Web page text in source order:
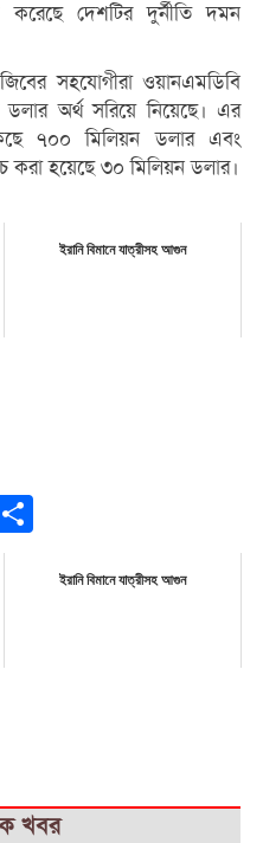
দেশটির দুর্নীতি দমন
সহযোগীরা ওয়ানএমডিবি
অর্থ সরিয়ে নিয়েছে। এর
৭০০ মিলিয়ন ডলার এবং
করা হয়েছে ৩০ মিলিয়ন ডলার।
ইরানি বিমানে যাত্রীসহ আগুন
ইরানি বিমানে যাত্রীসহ আগুন
খবর